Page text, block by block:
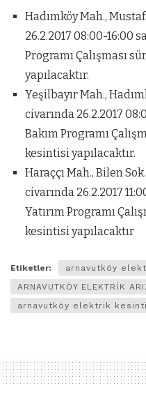
Hadımköy Mah.,
26.2.2017 08:00-16:00
Programı Çalışması
yapılacaktır.
Yeşilbayır Mah.,
civarında 26.2.2017
Bakım Programı
kesintisi yapılacaktır.
Haraççı Mah., Bilen
civarında 26.2.2017
Yatırım Programı
kesintisi yapılacaktır
Etiketler:
arnavutköy
ARNAVUTKÖY ELEKTRİK
arnavutköy elektrik